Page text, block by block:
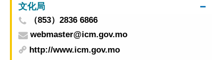
文化局
（853）2836 6866
webmaster@icm.gov.mo
http://www.icm.gov.mo